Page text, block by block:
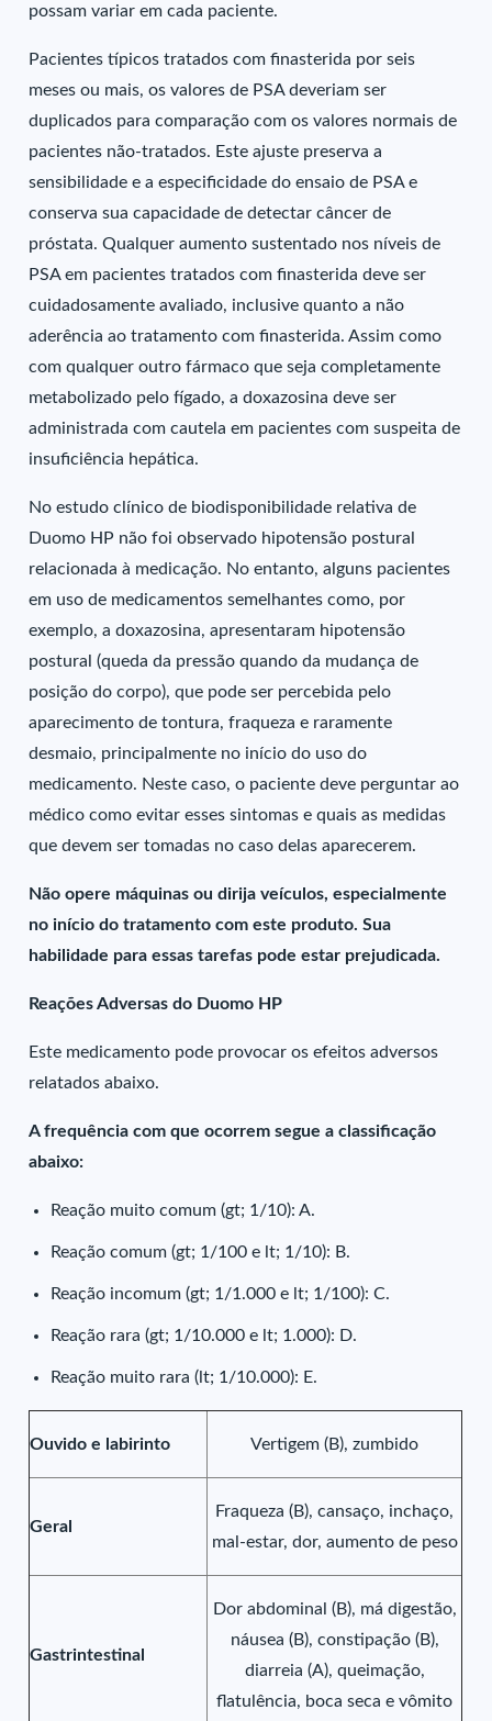
possam variar em cada paciente.
Pacientes típicos tratados com finasterida por seis
meses ou mais, os valores de PSA deveriam ser
duplicados para comparação com os valores normais de
pacientes não-tratados. Este ajuste preserva a
sensibilidade e a especificidade do ensaio de PSA e
conserva sua capacidade de detectar câncer de
próstata. Qualquer aumento sustentado nos níveis de
PSA em pacientes tratados com finasterida deve ser
cuidadosamente avaliado, inclusive quanto a não
aderência ao tratamento com finasterida. Assim como
com qualquer outro fármaco que seja completamente
metabolizado pelo fígado, a doxazosina deve ser
administrada com cautela em pacientes com suspeita de
insuficiência hepática.
No estudo clínico de biodisponibilidade relativa de
Duomo HP não foi observado hipotensão postural
relacionada à medicação. No entanto, alguns pacientes
em uso de medicamentos semelhantes como, por
exemplo, a doxazosina, apresentaram hipotensão
postural (queda da pressão quando da mudança de
posição do corpo), que pode ser percebida pelo
aparecimento de tontura, fraqueza e raramente
desmaio, principalmente no início do uso do
medicamento. Neste caso, o paciente deve perguntar ao
médico como evitar esses sintomas e quais as medidas
que devem ser tomadas no caso delas aparecerem.
Não opere máquinas ou dirija veículos, especialmente
no início do tratamento com este produto. Sua
habilidade para essas tarefas pode estar prejudicada.
Reações Adversas do Duomo HP
Este medicamento pode provocar os efeitos adversos
relatados abaixo.
A frequência com que ocorrem segue a classificação
abaixo:
Reação muito comum (gt; 1/10): A.
Reação comum (gt; 1/100 e lt; 1/10): B.
Reação incomum (gt; 1/1.000 e lt; 1/100): C.
Reação rara (gt; 1/10.000 e lt; 1.000): D.
Reação muito rara (lt; 1/10.000): E.
Ouvido e labirinto Vertigem (B), zumbido
Geral
Fraqueza (B), cansaço, inchaço,
mal-estar, dor, aumento de peso
Gastrintestinal
Dor abdominal (B), má digestão,
náusea (B), constipação (B),
diarreia (A), queimação,
flatulência, boca seca e vômito